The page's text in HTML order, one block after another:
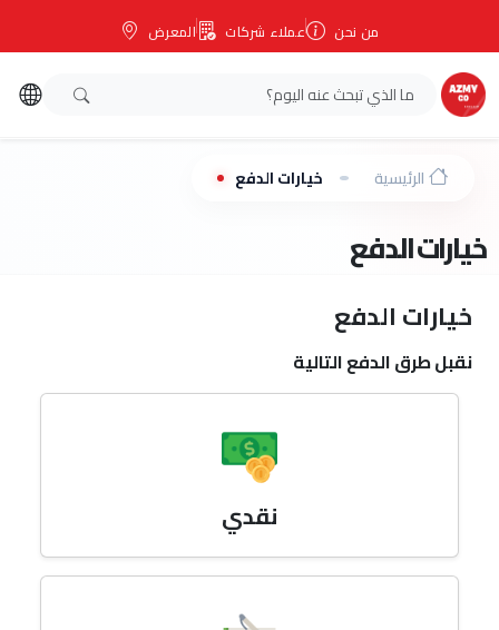
من نحن عملاء شركات المعرض
الرئيسية خيارات الدفع
خيارات الدفع
خيارات الدفع
نقبل طرق الدفع التالية
نقدي